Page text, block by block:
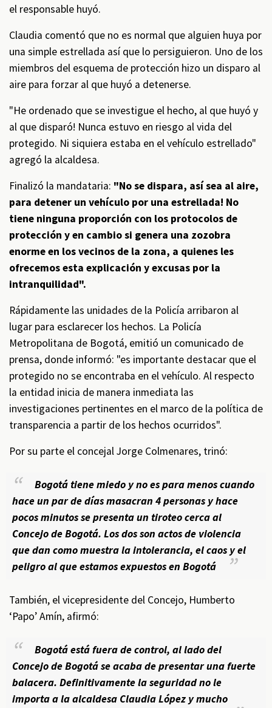
el responsable huyó.
Claudia comentó que no es normal que alguien huya por
una simple estrellada así que lo persiguieron. Uno de los
miembros del esquema de protección hizo un disparo al
aire para forzar al que huyó a detenerse.
"He ordenado que se investigue el hecho, al que huyó y
al que disparó! Nunca estuvo en riesgo al vida del
protegido. Ni siquiera estaba en el vehículo estrellado"
agregó la alcaldesa.
Finalizó la mandataria: "No se dispara, así sea al aire,
para detener un vehículo por una estrellada! No
tiene ninguna proporción con los protocolos de
protección y en cambio si genera una zozobra
enorme en los vecinos de la zona, a quienes les
ofrecemos esta explicación y excusas por la
intranquilidad".
Rápidamente las unidades de la Policía arribaron al
lugar para esclarecer los hechos. La Policía
Metropolitana de Bogotá, emitió un comunicado de
prensa, donde informó: "es importante destacar que el
protegido no se encontraba en el vehículo. Al respecto
la entidad inicia de manera inmediata las
investigaciones pertinentes en el marco de la política de
transparencia a partir de los hechos ocurridos".
Por su parte el concejal Jorge Colmenares, trinó:
Bogotá tiene miedo y no es para menos cuando
hace un par de días masacran 4 personas y hace
pocos minutos se presenta un tiroteo cerca al
Concejo de Bogotá. Los dos son actos de violencia
que dan como muestra la intolerancia, el caos y el
peligro al que estamos expuestos en Bogotá
También, el vicepresidente del Concejo, Humberto
‘Papo’ Amín, afirmó:
Bogotá está fuera de control, al lado del
Concejo de Bogotá se acaba de presentar una fuerte
balacera. Definitivamente la seguridad no le
importa a la alcaldesa Claudia López y mucho